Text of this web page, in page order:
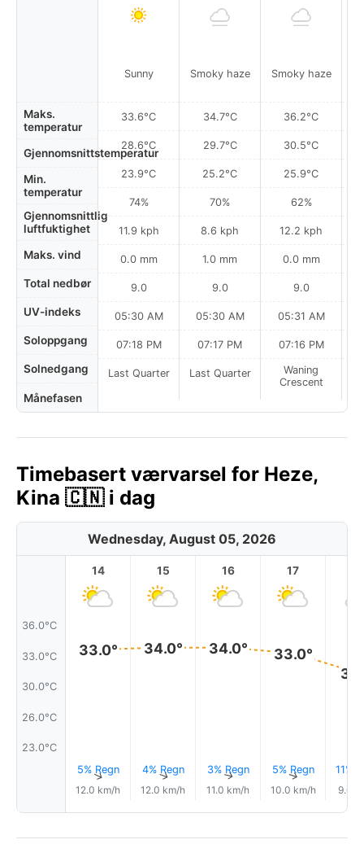
Maks.
temperatur
Gjennomsnittstemperatur
Min.
temperatur
Gjennomsnittlig
luftfuktighet
Maks. vind
Total nedbør
UV-indeks
Soloppgang
Solnedgang
Månefasen
Sunny
33.6°C
28.6°C
23.9°C
74%
11.9 kph
0.0 mm
9.0
05:30 AM
07:18 PM
Last Quarter
Smoky haze
34.7°C
29.7°C
25.2°C
70%
8.6 kph
1.0 mm
9.0
05:30 AM
07:17 PM
Last Quarter
Smoky haze
36.2°C
30.5°C
25.9°C
62%
12.2 kph
0.0 mm
9.0
05:31 AM
07:16 PM
Waning
Crescent
Timebasert værvarsel for Heze,
Kina 🇨🇳 i dag
Wednesday, August 05, 2026
36.0°C
33.0°C
30.0°C
26.0°C
23.0°C
14
33.0°
5% Regn
↑
12.0 km/h
15
34.0°
4% Regn
↑
12.0 km/h
16
34.0°
3% Regn
↑
11.0 km/h
17
33.0°
5% Regn
↑
10.0 km/h
11%
9.0